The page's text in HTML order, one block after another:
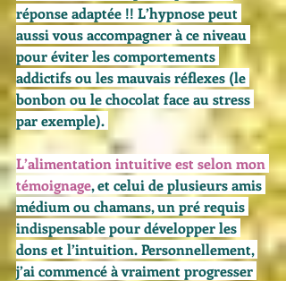
réponse adaptée !! L’hypnose peut
aussi vous accompagner à ce niveau
pour éviter les comportements
addictifs ou les mauvais réflexes (le
bonbon ou le chocolat face au stress
par exemple).
L’alimentation intuitive est selon mon
témoignage, et celui de plusieurs amis
médium ou chamans, un pré requis
indispensable pour développer les
dons et l’intuition. Personnellement,
j’ai commencé à vraiment progresser